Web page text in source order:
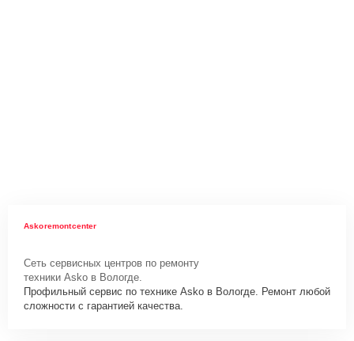
Askoremontcenter
Сеть сервисных центров по ремонту
техники Asko в Вологде.
Профильный сервис по технике Asko в Вологде. Ремонт любой
сложности с гарантией качества.